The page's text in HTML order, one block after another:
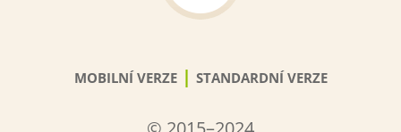
MOBILNÍ VERZE | STANDARDNÍ VERZE